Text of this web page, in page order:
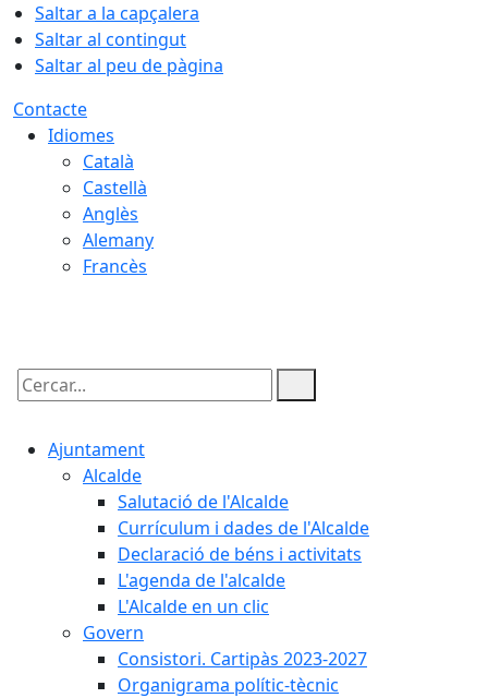
Saltar a la capçalera
Saltar al contingut
Saltar al peu de pàgina
Contacte
Idiomes
Català
Castellà
Anglès
Alemany
Francès
Cercar:
Ajuntament
Alcalde
Salutació de l'Alcalde
Currículum i dades de l'Alcalde
Declaració de béns i activitats
L'agenda de l'alcalde
L'Alcalde en un clic
Govern
Consistori. Cartipàs 2023-2027
Organigrama polític-tècnic